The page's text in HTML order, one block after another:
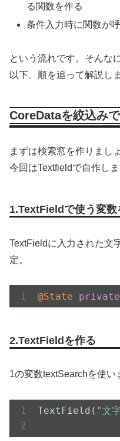
る関数を作る
条件入力時に関数が
という流れです。そんな
以下、順を追って解説し
CoreDataを絞込み
まずは検索窓を作りまし
今回はTextfieldで自作しま
1.TextFieldで使う変数
TextFieldに入力された文
定。
@State private
2.TextFieldを作る
1の変数textSearchを使い
TextField( "文